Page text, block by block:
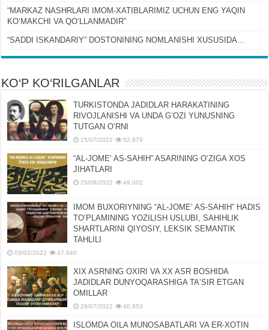
“MARKAZ NASHRLARI IMOM-XATIBLARIMIZ UCHUN ENG YAQIN
KOʻMAKCHI VA QOʻLLANMADIR”
“SADDI ISKANDARIY” DOSTONINING NOMLANISHI XUSUSIDA…
KO‘P KO‘RILGANLAR
TURKISTONDA JADIDLAR HARAKATINING
RIVOJLANISHI VA UNDA GʻOZI YUNUSNING
TUTGAN OʻRNI
15/07/2022 52,879
“AL-JOMEʼ AS-SAHIH” ASARINING OʻZIGA XOS
JIHATLARI
29/08/2022 49,002
IMOM BUXORIYNING “AL-JOMEʼ AS-SAHIH” HADIS
TOʻPLAMINING YOZILISH USLUBI, SAHIHLIK
SHARTLARINI QIYOSIY, LЕKSIK SЕMANTIK
TAHLILI
03/02/2022 47,940
XIX ASRNING OXIRI VA XX ASR BOSHIDA
JADIDLAR DUNYOQARASHIGA TAʼSIR ETGAN
OMILLAR
29/07/2022 40,853
ISLOMDA OILA MUNOSABATLARI VA ER-XOTIN